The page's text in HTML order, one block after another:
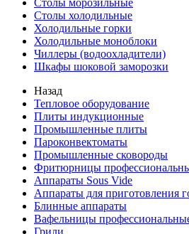
Столы морозильные
Столы холодильные
Холодильные горки
Холодильные моноблоки
Чиллеры (водоохладители)
Шкафы шоковой заморозки
Назад
Тепловое оборудование
Плиты индукционные
Промышленные плиты
Пароконвектоматы
Промышленные сковороды
Фритюрницы
Аппараты Sous Vide
Аппараты для приготовления
Блинные аппараты
Вафельницы
Грили